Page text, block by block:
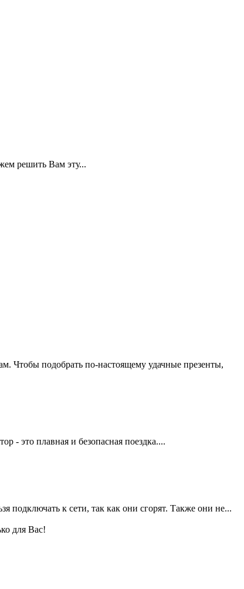
решить Вам эту...
Чтобы подобрать по-настоящему удачные презенты,
- это плавная и безопасная поездка....
подключать к сети, так как они сгорят. Также они не...
для Вас!